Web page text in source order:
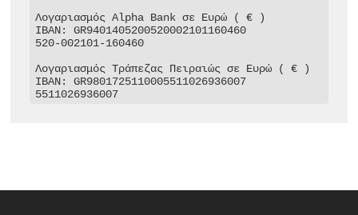
Λογαριασμός Alpha Bank σε Ευρώ ( € )
IBAN: GR9401405200520002101160460
520-002101-160460
Λογαριασμός Τράπεζας Πειραιώς σε Ευρώ ( € )
IBAN: GR9801725110005511026936007
5511026936007